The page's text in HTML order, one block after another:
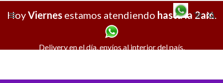
X
HoyViernesestamos atendiendo hasta la 2am.
Delivery en el día, envíos al interior del país.